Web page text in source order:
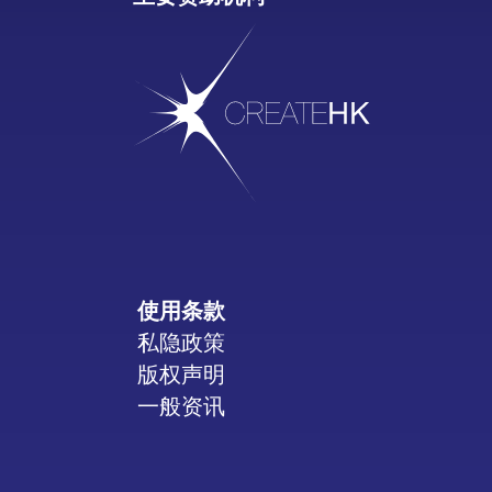
使用条款
私隐政策
版权声明
一般资讯